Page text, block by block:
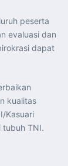
peserta
evaluasi dan
dapat
kualitas
Kasuari
tubuh TNI.